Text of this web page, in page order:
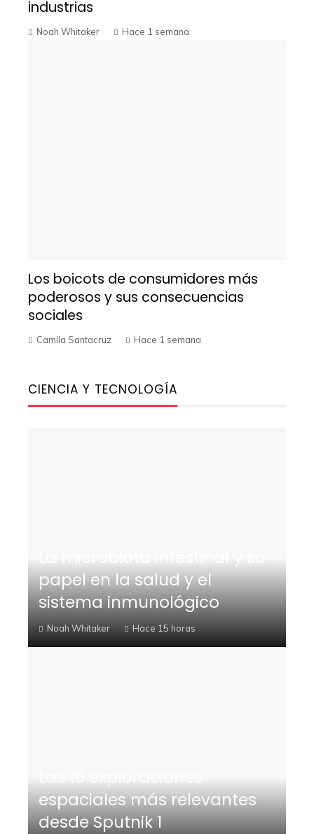
industrias
Noah Whitaker Hace 1 semana
Los boicots de consumidores más
poderosos y sus consecuencias
sociales
Camila Santacruz Hace 1 semana
CIENCIA Y TECNOLOGÍA
papel en la salud y el
sistema inmunológico
Noah Whitaker Hace 15 horas
espaciales más relevantes
desde Sputnik 1